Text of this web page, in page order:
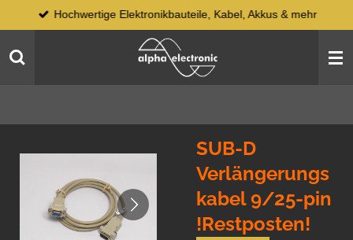
Hauptinhalt
springen
Hochwertige Elektronikbauteile, Kabel, Akkus & mehr
SUB-D
Verlängerungs
kabel 9/25-pin
!Restposten!